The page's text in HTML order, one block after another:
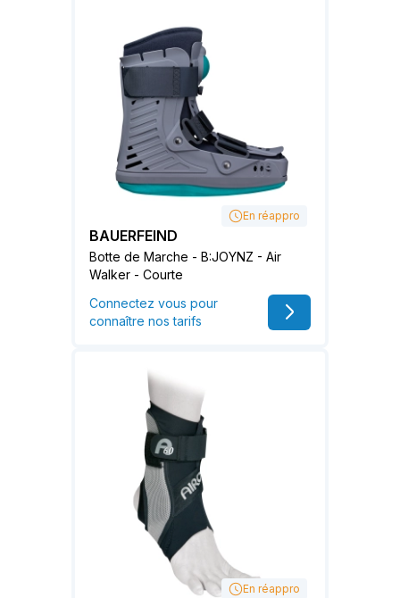
En réappro
BAUERFEIND
Botte de Marche - B:JOYNZ - Air
Walker - Courte
Connectez vous pour
connaître nos tarifs
En réappro